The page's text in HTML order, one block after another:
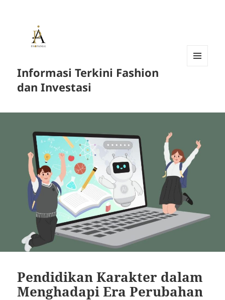
Informasi Terkini Fashion
dan Investasi
Pendidikan Karakter dalam
Menghadapi Era Perubahan